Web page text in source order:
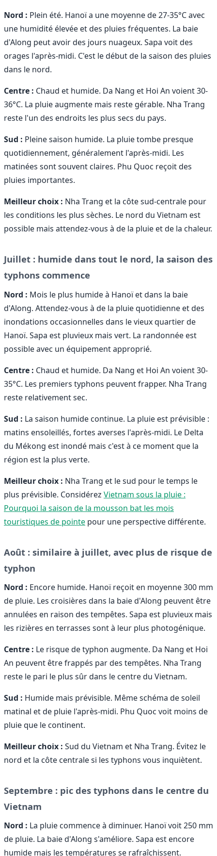
Nord : Plein été. Hanoï a une moyenne de 27-35°C avec
une humidité élevée et des pluies fréquentes. La baie
d'Along peut avoir des jours nuageux. Sapa voit des
orages l'après-midi. C'est le début de la saison des pluies
dans le nord.
Centre : Chaud et humide. Da Nang et Hoi An voient 30-
36°C. La pluie augmente mais reste gérable. Nha Trang
reste l'un des endroits les plus secs du pays.
Sud : Pleine saison humide. La pluie tombe presque
quotidiennement, généralement l'après-midi. Les
matinées sont souvent claires. Phu Quoc reçoit des
pluies importantes.
Meilleur choix : Nha Trang et la côte sud-centrale pour
les conditions les plus sèches. Le nord du Vietnam est
possible mais attendez-vous à de la pluie et de la chaleur.
Juillet : humide dans tout le nord, la saison des
typhons commence
Nord : Mois le plus humide à Hanoï et dans la baie
d'Along. Attendez-vous à de la pluie quotidienne et des
inondations occasionnelles dans le vieux quartier de
Hanoï. Sapa est pluvieux mais vert. La randonnée est
possible avec un équipement approprié.
Centre : Chaud et humide. Da Nang et Hoi An voient 30-
35°C. Les premiers typhons peuvent frapper. Nha Trang
reste relativement sec.
Sud : La saison humide continue. La pluie est prévisible :
matins ensoleillés, fortes averses l'après-midi. Le Delta
du Mékong est inondé mais c'est à ce moment que la
région est la plus verte.
Meilleur choix : Nha Trang et le sud pour le temps le
plus prévisible. Considérez Vietnam sous la pluie :
Pourquoi la saison de la mousson bat les mois
touristiques de pointe pour une perspective différente.
Août : similaire à juillet, avec plus de risque de
typhon
Nord : Encore humide. Hanoï reçoit en moyenne 300 mm
de pluie. Les croisières dans la baie d'Along peuvent être
annulées en raison des tempêtes. Sapa est pluvieux mais
les rizières en terrasses sont à leur plus photogénique.
Centre : Le risque de typhon augmente. Da Nang et Hoi
An peuvent être frappés par des tempêtes. Nha Trang
reste le pari le plus sûr dans le centre du Vietnam.
Sud : Humide mais prévisible. Même schéma de soleil
matinal et de pluie l'après-midi. Phu Quoc voit moins de
pluie que le continent.
Meilleur choix : Sud du Vietnam et Nha Trang. Évitez le
nord et la côte centrale si les typhons vous inquiètent.
Septembre : pic des typhons dans le centre du
Vietnam
Nord : La pluie commence à diminuer. Hanoï voit 250 mm
de pluie. La baie d'Along s'améliore. Sapa est encore
humide mais les températures se rafraîchissent.